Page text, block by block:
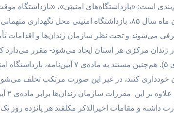
است: «بازداشتگاه‌های امنیتی»، «بازداشتگاه
آیین‌نامه‌ی نحوه‌ی اداره‌ی بازداشتگاه‌های امنیتی، مصوب آبان ماه سال
در زندان مرکزی هر استان ایجاد می‌شود- مقرر
بازداشتگاه‌ها تابع آیین‌نامه‌ی زندان‌ها مصوب ۸۴
خودداری کنند، در غیر این صورت مرتکب تخلف
و
داشته و مقامات اخیرالذکر مکلفند هر پانزده روز